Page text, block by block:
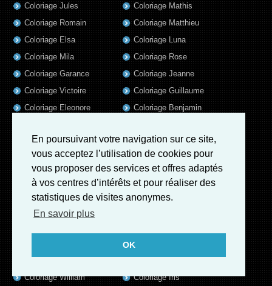
En poursuivant votre navigation sur ce site,
vous acceptez l’utilisation de cookies pour
vous proposer des services et offres adaptés
à vos centres d’intérêts et pour réaliser des
statistiques de visites anonymes.
En savoir plus
OK
Coloriage Jules
Coloriage Romain
Coloriage Elsa
Coloriage Mila
Coloriage Garance
Coloriage Victoire
Coloriage Eleonore
Coloriage Louis
Coloriage Ava
Coloriage Simon
Coloriage Julien
Coloriage Lina
Coloriage William
Coloriage Mathis
Coloriage Matthieu
Coloriage Luna
Coloriage Rose
Coloriage Jeanne
Coloriage Guillaume
Coloriage Benjamin
Coloriage Matteo
Coloriage Ulysse
Coloriage Rayan
Coloriage Iris